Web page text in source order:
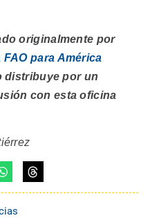
originalmente por
para América
distribuye por un
con esta oficina